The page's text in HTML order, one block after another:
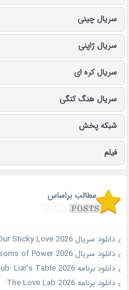
سریال چینی
سریال ژاپنی
سریال کره ای
سریال هنگ کنگی
شبکه پخش
فیلم
مطالب براساس
دانلود سریال Our Sticky Love 2026
دانلود سریال Blossoms of Power 2026
دانلود برنامه Murder Club: Liar’s Table 2026
دانلود برنامه The Love Lab 2026